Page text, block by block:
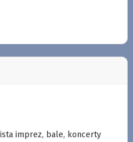
imprez, bale, koncerty